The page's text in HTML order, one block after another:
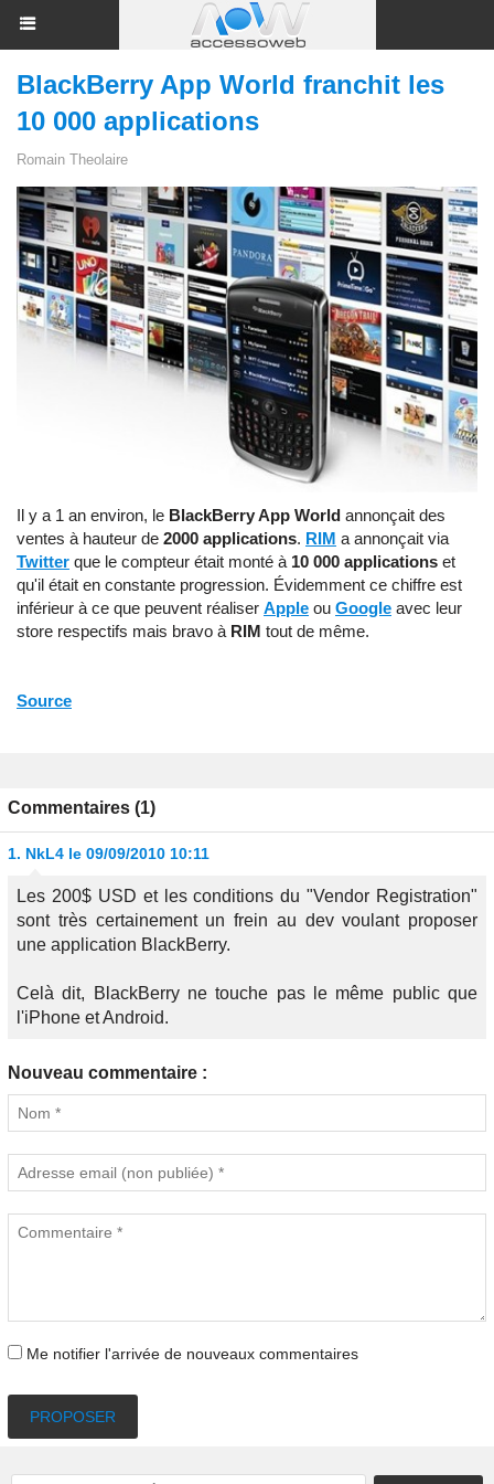
BlackBerry App World franchit les
10 000 applications
Romain Theolaire
Il y a 1 an environ, le BlackBerry App World annonçait des
ventes à hauteur de 2000 applications. RIM a annonçait via
Twitter que le compteur était monté à 10 000 applications et
qu'il était en constante progression. Évidemment ce chiffre est
inférieur à ce que peuvent réaliser Apple ou Google avec leur
store respectifs mais bravo à RIM tout de même.
Source
Commentaires (1)
1. NkL4 le 09/09/2010 10:11
Les 200$ USD et les conditions du "Vendor Registration"
sont très certainement un frein au dev voulant proposer
une application BlackBerry.
Celà dit, BlackBerry ne touche pas le même public que
l'iPhone et Android.
Nouveau commentaire :
Me notifier l'arrivée de nouveaux commentaires
PROPOSER